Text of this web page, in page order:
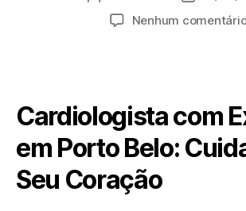
Nenhum
Cardiologista com
em Porto Belo:
Seu Coração